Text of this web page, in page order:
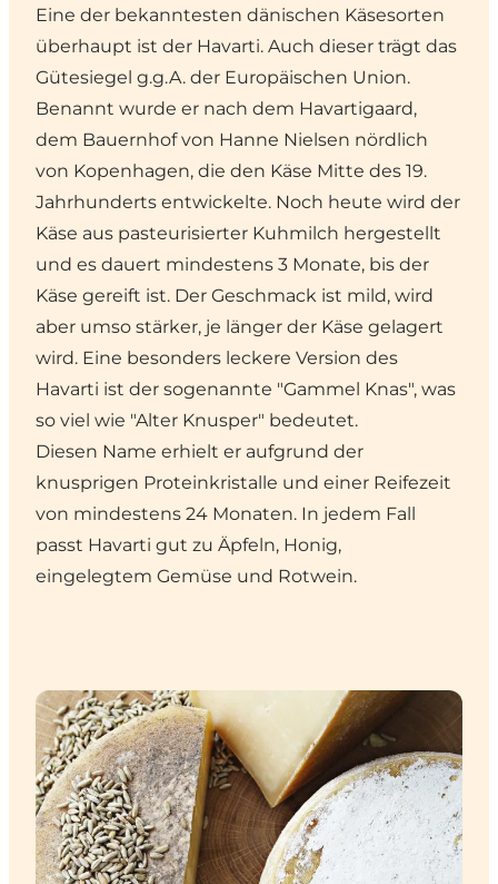
Eine der bekanntesten dänischen Käsesorten
überhaupt ist der Havarti. Auch dieser trägt das
Gütesiegel g.g.A. der Europäischen Union.
Benannt wurde er nach dem Havartigaard,
dem Bauernhof von Hanne Nielsen nördlich
von Kopenhagen, die den Käse Mitte des 19.
Jahrhunderts entwickelte. Noch heute wird der
Käse aus pasteurisierter Kuhmilch hergestellt
und es dauert mindestens 3 Monate, bis der
Käse gereift ist. Der Geschmack ist mild, wird
aber umso stärker, je länger der Käse gelagert
wird. Eine besonders leckere Version des
Havarti ist der sogenannte "Gammel Knas", was
so viel wie "Alter Knusper" bedeutet.
Diesen Name erhielt er aufgrund der
knusprigen Proteinkristalle und einer Reifezeit
von mindestens 24 Monaten. In jedem Fall
passt Havarti gut zu Äpfeln, Honig,
eingelegtem Gemüse und Rotwein.